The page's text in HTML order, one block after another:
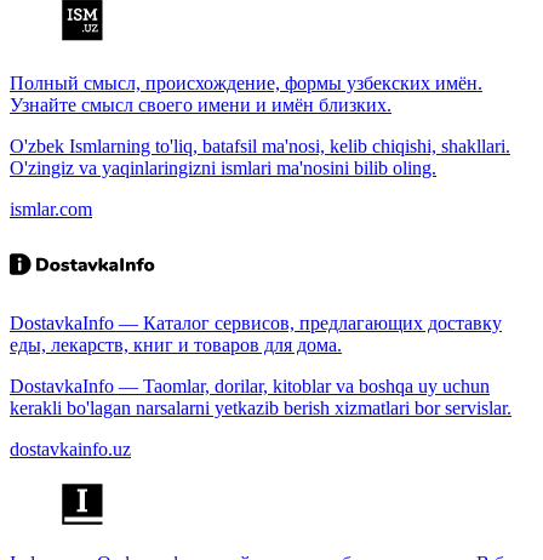
Полный смысл, происхождение, формы узбекских имён.
Узнайте смысл своего имени и имён близких.
O'zbek Ismlarning to'liq, batafsil ma'nosi, kelib chiqishi, shakllari.
O'zingiz va yaqinlaringizni ismlari ma'nosini bilib oling.
ismlar.com
DostavkaInfo — Каталог сервисов, предлагающих доставку
еды, лекарств, книг и товаров для дома.
DostavkaInfo — Taomlar, dorilar, kitoblar va boshqa uy uchun
kerakli bo'lagan narsalarni yetkazib berish xizmatlari bor servislar.
dostavkainfo.uz